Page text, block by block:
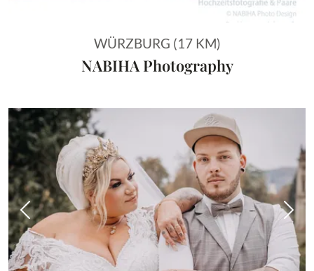
WÜRZBURG (17 KM)
NABIHA Photography
Vorheriges Bild